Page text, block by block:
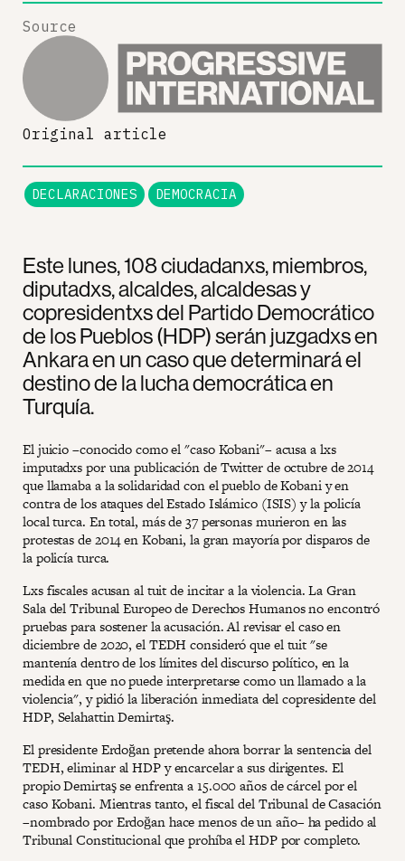
Este lunes, 108 ciudadanxs, miembros,
diputadxs, alcaldes, alcaldesas y
copresidentxs del Partido Democrático
de los Pueblos (HDP) serán juzgadxs en
Ankara en un caso que determinará el
destino de la lucha democrática en
Turquía.
El juicio –conocido como el "caso Kobani"– acusa a lxs
imputadxs por una publicación de Twitter de octubre de 2014
que llamaba a la solidaridad con el pueblo de Kobani y en
contra de los ataques del Estado Islámico (ISIS) y la policía
local turca. En total, más de 37 personas murieron en las
protestas de 2014 en Kobani, la gran mayoría por disparos de
la policía turca.
Lxs fiscales acusan al tuit de incitar a la violencia. La Gran
Sala del Tribunal Europeo de Derechos Humanos no encontró
pruebas para sostener la acusación. Al revisar el caso en
diciembre de 2020, el TEDH consideró que el tuit "se
mantenía dentro de los límites del discurso político, en la
medida en que no puede interpretarse como un llamado a la
violencia", y pidió la liberación inmediata del copresidente del
HDP, Selahattin Demirtaş.
El presidente Erdoğan pretende ahora borrar la sentencia del
TEDH, eliminar al HDP y encarcelar a sus dirigentes. El
propio Demirtaş se enfrenta a 15.000 años de cárcel por el
caso Kobani. Mientras tanto, el fiscal del Tribunal de Casación
–nombrado por Erdoğan hace menos de un año– ha pedido al
Tribunal Constitucional que prohíba el HDP por completo.
Source
Original article
DECLARACIONES DEMOCRACIA